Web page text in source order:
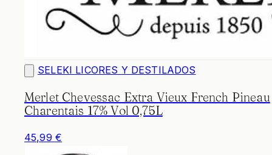
SELEKI LICORES Y DESTILADOS
Merlet Chevessac Extra Vieux French Pineau
Charentais 17% Vol 0,75L
45,99 €